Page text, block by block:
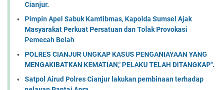
Cianjur.
Pimpin Apel Sabuk Kamtibmas, Kapolda Sumsel Ajak
Masyarakat Perkuat Persatuan dan Tolak Provokasi
Pemecah Belah
POLRES CIANJUR UNGKAP KASUS PENGANIAYAAN YANG
MENGAKIBATKAN KEMATIAN," PELAKU TELAH DITANGKAP".
Satpol Airud Polres Cianjur lakukan pembinaan terhadap